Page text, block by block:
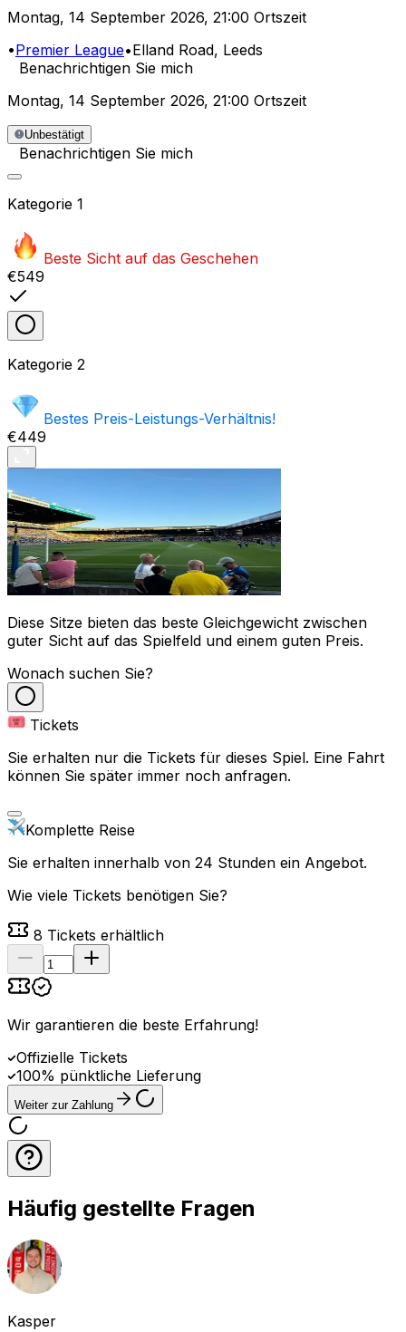
Montag, 14 September 2026, 21:00 Ortszeit
•Premier League•Elland Road, Leeds
Benachrichtigen Sie mich
Montag, 14 September 2026, 21:00 Ortszeit
Unbestätigt
Benachrichtigen Sie mich
Kategorie 1
Beste Sicht auf das Geschehen
€549
Kategorie 2
Bestes Preis-Leistungs-Verhältnis!
€449
Diese Sitze bieten das beste Gleichgewicht zwischen
guter Sicht auf das Spielfeld und einem guten Preis.
Wonach suchen Sie?
Tickets
Sie erhalten nur die Tickets für dieses Spiel. Eine Fahrt
können Sie später immer noch anfragen.
Komplette Reise
Sie erhalten innerhalb von 24 Stunden ein Angebot.
Wie viele Tickets benötigen Sie?
8 Tickets erhältlich
Wir garantieren die beste Erfahrung!
Offizielle Tickets
100% pünktliche Lieferung
Weiter zur Zahlung
Häufig gestellte Fragen
Kasper